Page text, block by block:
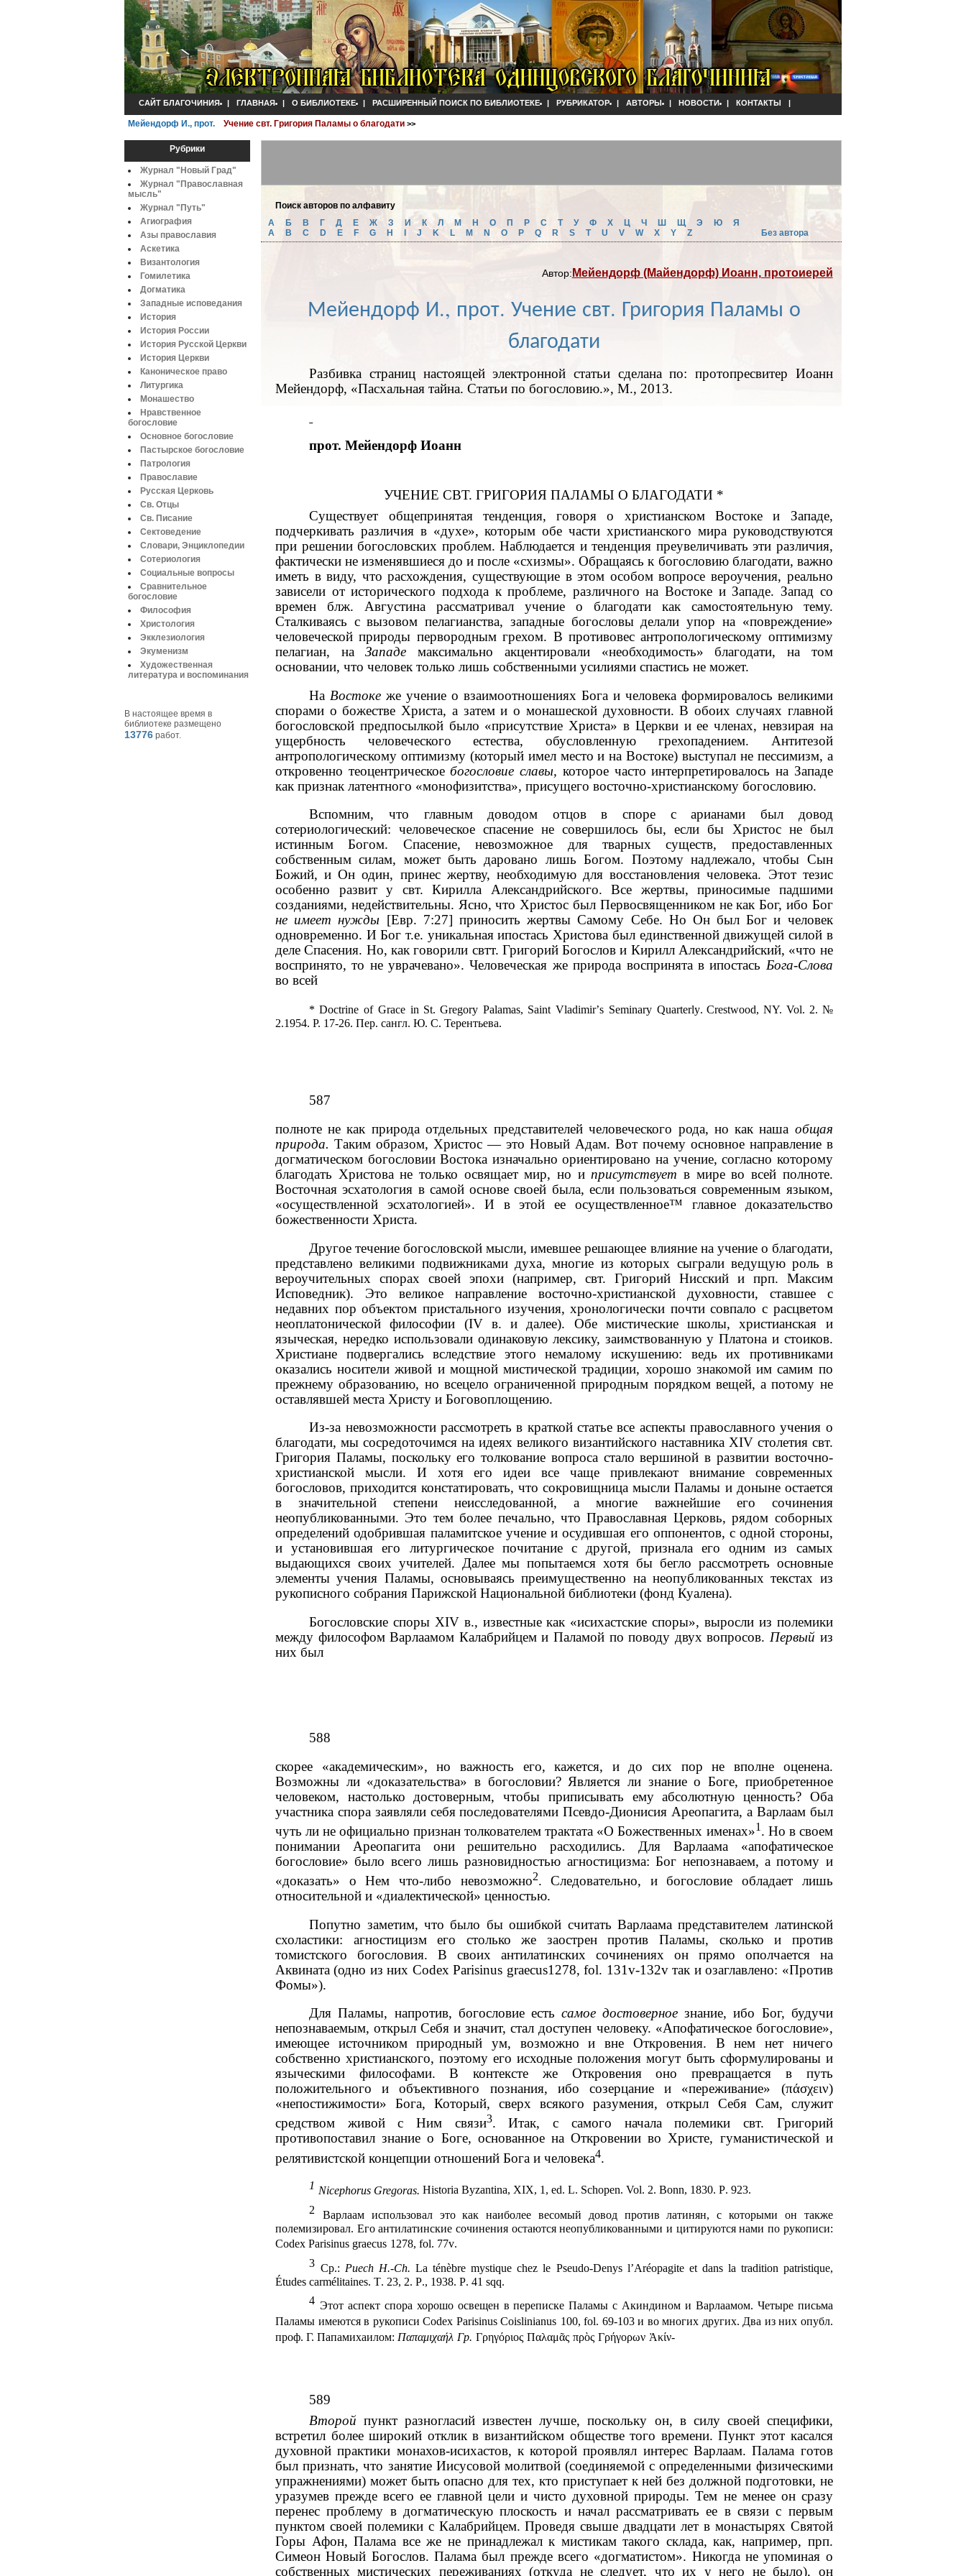
САЙТ БЛАГОЧИНИЯ | ГЛАВНАЯ | О БИБЛИОТЕКЕ | РАСШИРЕННЫЙ ПОИСК ПО БИБЛИОТЕКЕ | РУБРИКАТОР | АВТОРЫ | НОВОСТИ | КОНТАКТЫ |
Мейендорф И., прот. Учение свт. Григория Паламы о благодати >>
Рубрики
Журнал "Новый Град"
Журнал "Православная
мысль"
Журнал "Путь"
Агиография
Азы православия
Аскетика
Византология
Гомилетика
Догматика
Западные исповедания
История
История России
История Русской Церкви
История Церкви
Каноническое право
Литургика
Монашество
Нравственное
богословие
Основное богословие
Пастырское богословие
Патрология
Православие
Русская Церковь
Св. Отцы
Св. Писание
Сектоведение
Словари, Энциклопедии
Сотериология
Социальные вопросы
Сравнительное
богословие
Философия
Христология
Экклезиология
Экуменизм
Художественная
литература и воспоминания
В настоящее время в
библиотеке размещено
13776 работ.
Поиск авторов по алфавиту
А
Б B Г Д Е Ж З И К Л М Н О П Р С Т У Ф Х Ц Ч Ш Щ Э Ю
Я
A
B C D E F G H J K L M N O P Q R S T U V W X Y Z Без автора
Автор: Мейендорф (Майендорф) Иоанн, протоиерей
Мейендорф И., прот. Учение свт. Григория Паламы о
благодати
Разбивка страниц настоящей электронной статьи сделана по: протопресвитер Иоанн
Мейендорф, «Пасхальная тайна. Статьи по богословию.», М., 2013.
прот. Мейендорф Иоанн
УЧЕНИЕ СВТ. ГРИГОРИЯ ПАЛАМЫ О БЛАГОДАТИ *
Существует общепринятая тенденция, говоря о христианском Востоке и Западе,
подчеркивать различия в «духе», которым обе части христианского мира руководствуются
при решении богословских проблем. Наблюдается и тенденция преувеличивать эти различия,
фактически не изменявшиеся до и после «схизмы». Обращаясь к богословию благодати, важно
иметь в виду, что расхождения, существующие в этом особом вопросе вероучения, реально
зависели от исторического подхода к проблеме, различного на Востоке и Западе. Запад со
времен блж. Августина рассматривал учение о благодати как самостоятельную тему.
Сталкиваясь с вызовом пелагианства, западные богословы делали упор на «повреждение»
человеческой природы первородным грехом. В противовес антропологическому оптимизму
пелагиан, наЗападе максимально акцентировали «необходимость» благодати, на том
основании, что человек только лишь собственными усилиями спастись не может.
На Востоке же учение о взаимоотношениях Бога и человека формировалось великими
спорами о божестве Христа, а затем и о монашеской духовности. В обоих случаях главной
богословской предпосылкой было «присутствие Христа» в Церкви и ее членах, невзирая на
ущербность человеческого естества, обусловленную грехопадением. Антитезой
антропологическому оптимизму (который имел место и на Востоке) выступал не пессимизм, а
откровенно теоцентрическоебогословие славы, которое часто интерпретировалось на Западе
как признак латентного «монофизитства», присущего восточно-христианскому богословию.
Вспомним, что главным доводом отцов в споре с арианами был довод
сотериологический: человеческое спасение не совершилось бы, если бы Христос не был
истинным Богом. Спасение, невозможное для тварных существ, предоставленных
собственным силам, может быть даровано лишь Богом. Поэтому надлежало, чтобы Сын
Божий, и Он один, принес жертву, необходимую для восстановления человека. Этот тезис
особенно развит у свт. Кирилла Александрийского. Все жертвы, приносимые падшими
созданиями, недействительны. Ясно, что Христос был Первосвященником не как Бог, ибо Бог
не имеет нужды [Евр. 7:27] приносить жертвы Самому Себе. Но Он был Бог и человек
одновременно. И Бог т.е. уникальная ипостась Христова был единственной движущей силой в
деле Спасения. Но, как говорили свтт. Григорий Богослов и Кирилл Александрийский, «что не
воспринято, то не уврачевано». Человеческая же природа воспринята в ипостась Бога-Слова
во всей
*Doctrine of Grace in St.Gregory Palamas, Saint Vladimir’s Seminary Quarterly.Crestwood, NY.Vol. 2. №
2.1954. P. 17-26. Пер. сангл. Ю. С. Терентьева.
587
полноте не как природа отдельных представителей человеческого рода, но как наша общая
природа. Таким образом, Христос — это Новый Адам. Вот почему основное направление в
догматическом богословии Востока изначально ориентировано на учение, согласно которому
благодать Христова не только освящает мир, но и присутствует в мире во всей полноте.
Восточная эсхатология в самой основе своей была, если пользоваться современным языком,
«осуществленной эсхатологией». И в этой ее осуществленное™ главное доказательство
божественности Христа.
Другое течение богословской мысли, имевшее решающее влияние на учение о благодати,
представлено великими подвижниками духа, многие из которых сыграли ведущую роль в
вероучительных спорах своей эпохи (например, свт. Григорий Нисский и прп. Максим
Исповедник). Это великое направление восточно-христианской духовности, ставшее с
недавних пор объектом пристального изучения, хронологически почти совпало с расцветом
неоплатонической философии (IV в. и далее). Обе мистические школы, христианская и
языческая, нередко использовали одинаковую лексику, заимствованную у Платона и стоиков.
Христиане подвергались вследствие этого немалому искушению: ведь их противниками
оказались носители живой и мощной мистической традиции, хорошо знакомой им самим по
прежнему образованию, но всецело ограниченной природным порядком вещей, а потому не
оставлявшей места Христу и Боговоплощению.
Из-за невозможности рассмотреть в краткой статье все аспекты православного учения о
благодати, мы сосредоточимся на идеях великого византийского наставника XIV столетия свт.
Григория Паламы, поскольку его толкование вопроса стало вершиной в развитии восточно-
христианской мысли. И хотя его идеи все чаще привлекают внимание современных
богословов, приходится констатировать, что сокровищница мысли Паламы и доныне остается
в значительной степени неисследованной, а многие важнейшие его сочинения
неопубликованными. Это тем более печально, что Православная Церковь, рядом соборных
определений одобрившая паламитское учение и осудившая его оппонентов, с одной стороны,
и установившая его литургическое почитание с другой, признала его одним из самых
выдающихся своих учителей. Далее мы попытаемся хотя бы бегло рассмотреть основные
элементы учения Паламы, основываясь преимущественно на неопубликованных текстах из
рукописного собрания Парижской Национальной библиотеки (фонд Куалена).
Богословские споры XIV в., известные как «исихастские споры», выросли из полемики
между философом Варлаамом Калабрийцем и Паламой по поводу двух вопросов. Первый из
них был
588
скорее «академическим», но важность его, кажется, и до сих пор не вполне оценена.
Возможны ли «доказательства» в богословии? Является ли знание о Боге, приобретенное
человеком, настолько достоверным, чтобы приписывать ему абсолютную ценность? Оба
участника спора заявляли себя последователями Псевдо-Дионисия Ареопагита, а Варлаам был
чуть ли не официально признан толкователем трактата «О Божественных именах»1 . Но в своем
понимании Ареопагита они решительно расходились. Для Варлаама «апофатическое
богословие» было всего лишь разновидностью агностицизма: Бог непознаваем, а потому и
«доказать» о Нем что-либо невозможно2. Следовательно, и богословие обладает лишь
относительной и «диалектической» ценностью.
Попутно заметим, что было бы ошибкой считать Варлаама представителем латинской
схоластики: агностицизм его столько же заострен против Паламы, сколько и против
томистского богословия. В своих антилатинских сочинениях он прямо ополчается на
Аквината (одно из них Codex Parisinus graecus1278,fol. 131v-132v так и озаглавлено: «Против
Фомы»).
Для Паламы, напротив, богословие есть самое достоверноезнание, ибо Бог, будучи
непознаваемым, открыл Себя и значит, стал доступен человеку. «Апофатическое богословие»,
имеющее источником природный ум, возможно и вне Откровения. В нем нет ничего
собственно христианского, поэтому его исходные положения могут быть сформулированы и
языческими философами. В контексте же Откровения оно превращается в путь
положительного и объективного познания, ибо созерцание и «переживание» (πάσχειν)
«непостижимости» Бога, Который, сверх всякого разумения, открыл Себя Сам, служит
средством живой с Ним связи3. Итак, с самого начала полемики свт. Григорий
противопоставил знание о Боге, основанное на Откровении во Христе, гуманистической и
релятивистской концепции отношений Бога и человека4.
1 Nicephorus Gregoras. Historia Byzantina, XIX, 1, ed.L. Schopen.Vol. 2.Bonn, 1830.P. 923.
2
Варлаам использовал это как наиболее весомый довод против латинян, с которыми он также
полемизировал. Его антилатинские сочинения остаются неопубликованными и цитируются нами по рукописи:
Codex Parisinus graecus 1278, fol. 77v.
3 Cp.: Puech H.-Ch. La ténèbre mystique chez le Pseudo-Denys l’Aréopagite et dans la tradition patristique,
Études carmélitaines. T. 23, 2. P., 1938. P. 41 sqq.
4 Этот аспект спора хорошо освещен в переписке Паламы с Акиндином и Варлаамом. Четыре письма
Паламы имеются в рукописиCodex Parisinus Coislinianus 100,fol. 69-103 и во многих других. Два из них опубл.
проф. Г. Папамихаилом: Παπαμιχαήλ Гр. Γρηγόριος Παλαμᾶς πρὸς Γρήγορων Ἀκίν-
589
Второй пункт разногласий известен лучше, поскольку он, в силу своей специфики,
встретил более широкий отклик в византийском обществе того времени. Пункт этот касался
духовной практики монахов-исихастов, к которой проявлял интерес Варлаам. Палама готов
был признать, что занятие Иисусовой молитвой (соединяемой с определенными физическими
упражнениями) может быть опасно для тех, кто приступает к ней без должной подготовки, не
уразумев прежде всего ее главной цели и чисто духовной природы. Тем не менее он сразу
перенес проблему в догматическую плоскость и начал рассматривать ее в связи с первым
пунктом своей полемики с Калабрийцем. Проведя свыше двадцати лет в монастырях Святой
Горы Афон, Палама все же не принадлежал к мистикам такого склада, как, например, прп.
Симеон Новый Богослов. Палама был прежде всего «догматистом». Никогда не упоминая о
собственных мистических переживаниях (откуда не следует, что их у него не было), он